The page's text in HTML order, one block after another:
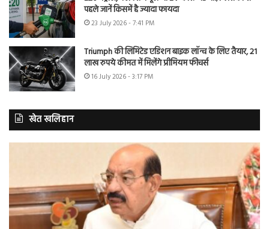
पहले जानें किसमें है ज्यादा फायदा
23 July 2026 - 7:41 PM
Triumph की लिमिटेड एडिशन बाइक लॉन्च के लिए तैयार, 21
लाख रुपये कीमत में मिलेंगे प्रीमियम फीचर्स
16 July 2026 - 3:17 PM
खेत खलिहान